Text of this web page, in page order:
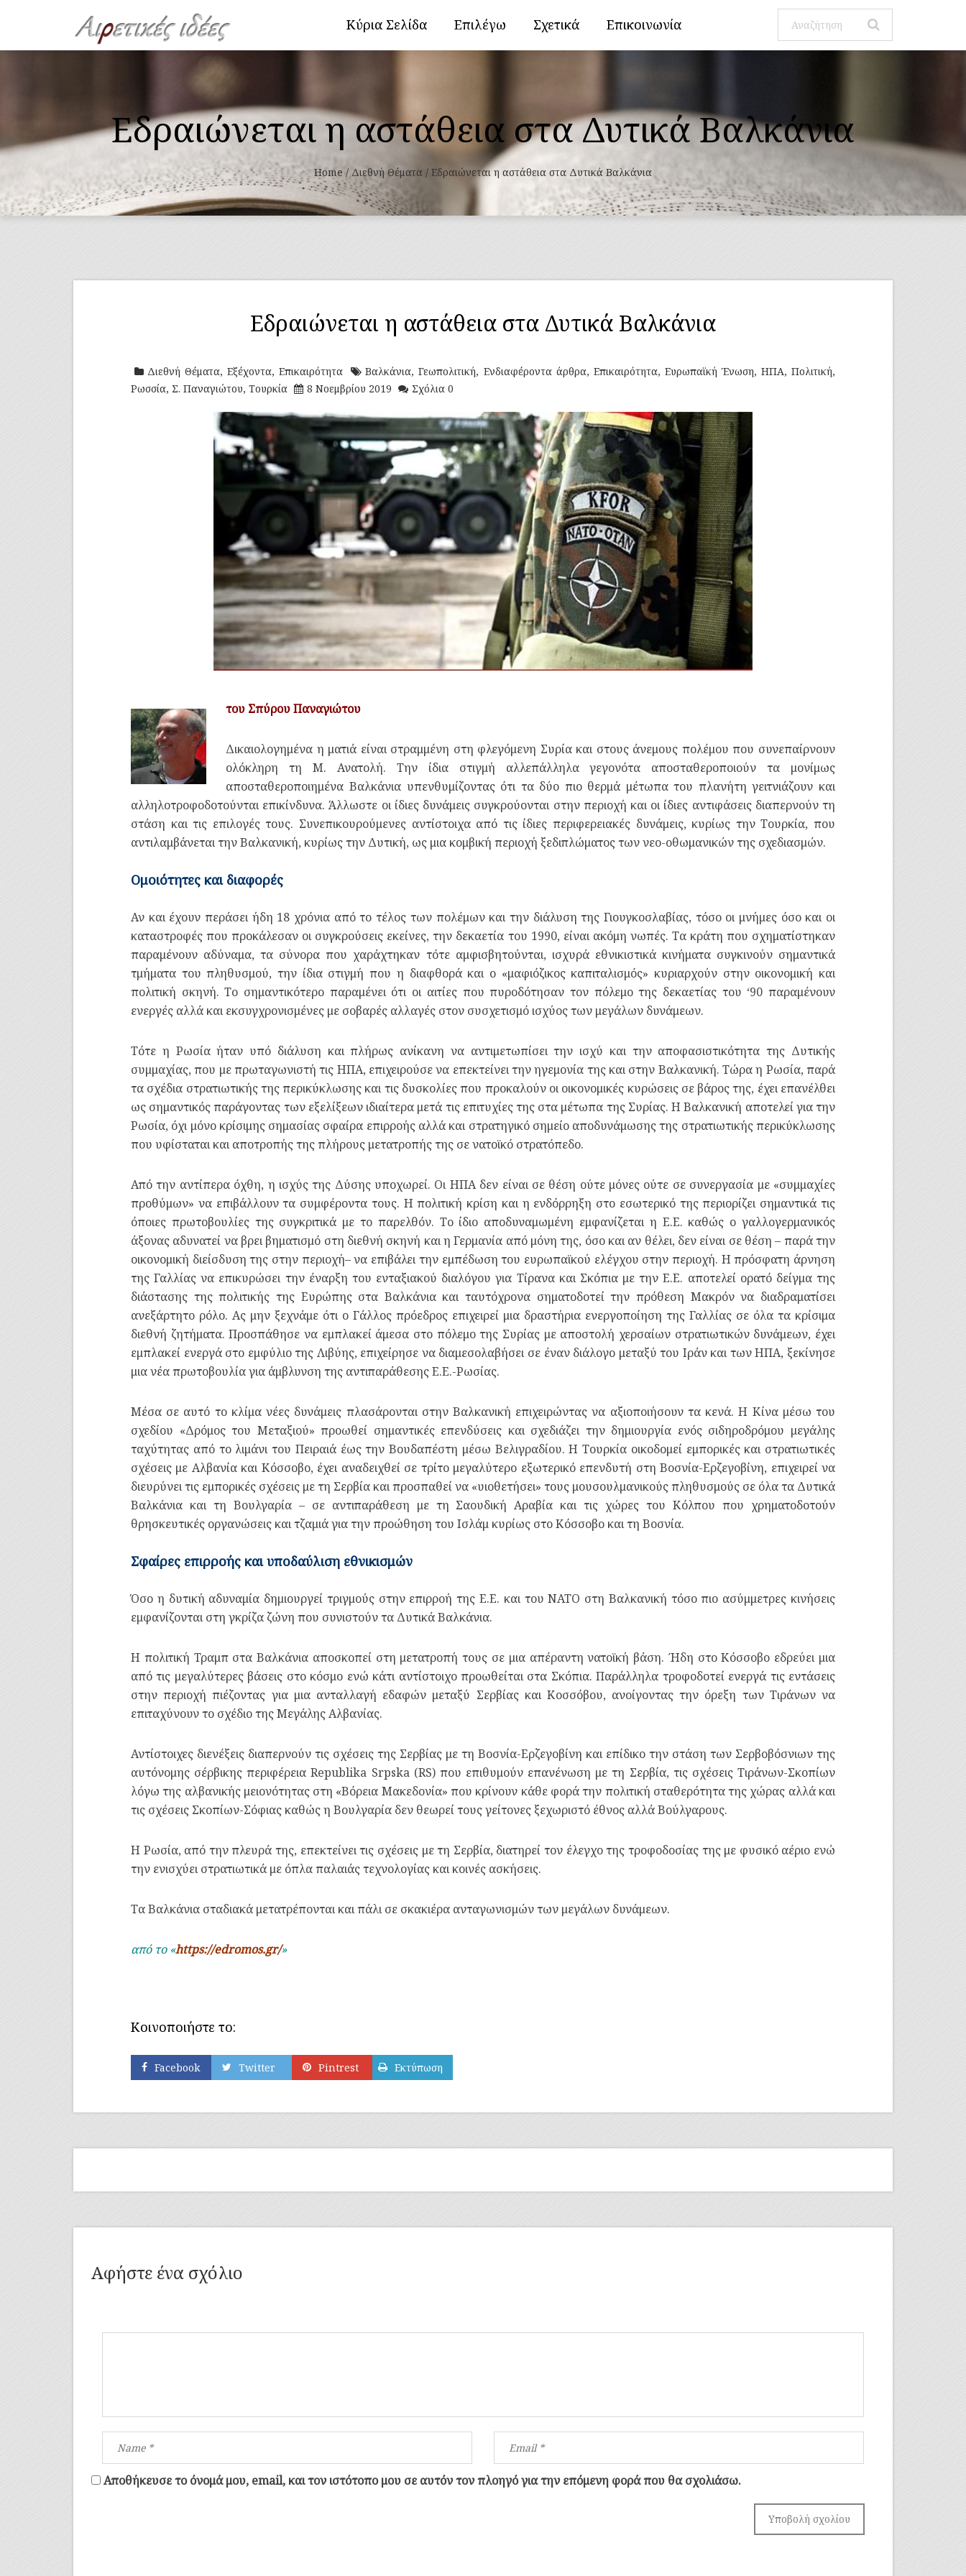
Κύρια Σελίδα Επιλέγω Σχετικά Επικοινωνία
Εδραιώνεται η αστάθεια στα Δυτικά Βαλκάνια
Home / Διεθνή Θέματα / Εδραιώνεται η αστάθεια στα Δυτικά Βαλκάνια
Εδραιώνεται η αστάθεια στα Δυτικά Βαλκάνια
Διεθνή Θέματα,Εξέχοντα,Επικαιρότητα Βαλκάνια,Γεωπολιτική, Ενδιαφέροντα άρθρα, Επικαιρότητα, Ευρωπαϊκή Ένωση,ΗΠΑ,Πολιτική,
Ρωσσία, Σ. Παναγιώτου, Τουρκία 8 Νοεμβρίου 2019 Σχόλια 0
του Σπύρου Παναγιώτου
Δικαιολογημένα η ματιά είναι στραμμένη στη φλεγόμενη Συρία και στους άνεμους πολέμου που συνεπαίρνουν
ολόκληρη τη Μ. Ανατολή. Την ίδια στιγμή αλλεπάλληλα γεγονότα αποσταθεροποιούν τα μονίμως
αποσταθεροποιημένα Βαλκάνια υπενθυμίζοντας ότι τα δύο πιο θερμά μέτωπα του πλανήτη γειτνιάζουν και
αλληλοτροφοδοτούνται επικίνδυνα. Άλλωστε οι ίδιες δυνάμεις συγκρούονται στην περιοχή και οι ίδιες αντιφάσεις διαπερνούν τη
στάση και τις επιλογές τους. Συνεπικουρούμενες αντίστοιχα από τις ίδιες περιφερειακές δυνάμεις, κυρίως την Τουρκία, που
αντιλαμβάνεται την Βαλκανική, κυρίως την Δυτική, ως μια κομβική περιοχή ξεδιπλώματος των νεο-οθωμανικών της σχεδιασμών.
Ομοιότητες και διαφορές
Αν και έχουν περάσει ήδη 18 χρόνια από το τέλος των πολέμων και την διάλυση της Γιουγκοσλαβίας, τόσο οι μνήμες όσο και οι
καταστροφές που προκάλεσαν οι συγκρούσεις εκείνες, την δεκαετία του 1990, είναι ακόμη νωπές. Τα κράτη που σχηματίστηκαν
παραμένουν αδύναμα, τα σύνορα που χαράχτηκαν τότε αμφισβητούνται, ισχυρά εθνικιστικά κινήματα συγκινούν σημαντικά
τμήματα του πληθυσμού, την ίδια στιγμή που η διαφθορά και ο «μαφιόζικος καπιταλισμός» κυριαρχούν στην οικονομική και
πολιτική σκηνή. Το σημαντικότερο παραμένει ότι οι αιτίες που πυροδότησαν τον πόλεμο της δεκαετίας του ‘90 παραμένουν
ενεργές αλλά και εκσυγχρονισμένες με σοβαρές αλλαγές στον συσχετισμό ισχύος των μεγάλων δυνάμεων.
Τότε η Ρωσία ήταν υπό διάλυση και πλήρως ανίκανη να αντιμετωπίσει την ισχύ και την αποφασιστικότητα της Δυτικής
συμμαχίας, που με πρωταγωνιστή τις ΗΠΑ, επιχειρούσε να επεκτείνει την ηγεμονία της και στην Βαλκανική. Τώρα η Ρωσία, παρά
τα σχέδια στρατιωτικής της περικύκλωσης και τις δυσκολίες που προκαλούν οι οικονομικές κυρώσεις σε βάρος της, έχει επανέλθει
ως σημαντικός παράγοντας των εξελίξεων ιδιαίτερα μετά τις επιτυχίες της στα μέτωπα της Συρίας. Η Βαλκανική αποτελεί για την
Ρωσία, όχι μόνο κρίσιμης σημασίας σφαίρα επιρροής αλλά και στρατηγικό σημείο αποδυνάμωσης της στρατιωτικής περικύκλωσης
που υφίσταται και αποτροπής της πλήρους μετατροπής της σε νατοϊκό στρατόπεδο.
Από την αντίπερα όχθη, η ισχύς της Δύσης υποχωρεί. Οι ΗΠΑ δεν είναι σε θέση ούτε μόνες ούτε σε συνεργασία με «συμμαχίες
προθύμων» να επιβάλλουν τα συμφέροντα τους. Η πολιτική κρίση και η ενδόρρηξη στο εσωτερικό της περιορίζει σημαντικά τις
όποιες πρωτοβουλίες της συγκριτικά με το παρελθόν. Το ίδιο αποδυναμωμένη εμφανίζεται η Ε.Ε. καθώς ο γαλλογερμανικός
άξονας αδυνατεί να βρει βηματισμό στη διεθνή σκηνή και η Γερμανία από μόνη της, όσο και αν θέλει, δεν είναι σε θέση – παρά την
οικονομική διείσδυση της στην περιοχή– να επιβάλει την εμπέδωση του ευρωπαϊκού ελέγχου στην περιοχή. Η πρόσφατη άρνηση
της Γαλλίας να επικυρώσει την έναρξη του ενταξιακού διαλόγου για Τίρανα και Σκόπια με την Ε.Ε. αποτελεί ορατό δείγμα της
διάστασης της πολιτικής της Ευρώπης στα Βαλκάνια και ταυτόχρονα σηματοδοτεί την πρόθεση Μακρόν να διαδραματίσει
ανεξάρτητο ρόλο. Ας μην ξεχνάμε ότι ο Γάλλος πρόεδρος επιχειρεί μια δραστήρια ενεργοποίηση της Γαλλίας σε όλα τα κρίσιμα
διεθνή ζητήματα. Προσπάθησε να εμπλακεί άμεσα στο πόλεμο της Συρίας με αποστολή χερσαίων στρατιωτικών δυνάμεων, έχει
εμπλακεί ενεργά στο εμφύλιο της Λιβύης, επιχείρησε να διαμεσολαβήσει σε έναν διάλογο μεταξύ του Ιράν και των ΗΠΑ, ξεκίνησε
μια νέα πρωτοβουλία για άμβλυνση της αντιπαράθεσης Ε.Ε.-Ρωσίας.
Μέσα σε αυτό το κλίμα νέες δυνάμεις πλασάρονται στην Βαλκανική επιχειρώντας να αξιοποιήσουν τα κενά. Η Κίνα μέσω του
σχεδίου «Δρόμος του Μεταξιού» προωθεί σημαντικές επενδύσεις και σχεδιάζει την δημιουργία ενός σιδηροδρόμου μεγάλης
ταχύτητας από το λιμάνι του Πειραιά έως την Βουδαπέστη μέσω Βελιγραδίου. Η Τουρκία οικοδομεί εμπορικές και στρατιωτικές
σχέσεις με Αλβανία και Κόσσοβο, έχει αναδειχθεί σε τρίτο μεγαλύτερο εξωτερικό επενδυτή στη Βοσνία-Ερζεγοβίνη, επιχειρεί να
διευρύνει τις εμπορικές σχέσεις με τη Σερβία και προσπαθεί να «υιοθετήσει» τους μουσουλμανικούς πληθυσμούς σε όλα τα Δυτικά
Βαλκάνια και τη Βουλγαρία – σε αντιπαράθεση με τη Σαουδική Αραβία και τις χώρες του Κόλπου που χρηματοδοτούν
θρησκευτικές οργανώσεις και τζαμιά για την προώθηση του Ισλάμ κυρίως στο Κόσσοβο και τη Βοσνία.
Σφαίρες επιρροής και υποδαύλιση εθνικισμών
Όσο η δυτική αδυναμία δημιουργεί τριγμούς στην επιρροή της Ε.Ε. και του ΝΑΤΟ στη Βαλκανική τόσο πιο ασύμμετρες κινήσεις
εμφανίζονται στη γκρίζα ζώνη που συνιστούν τα Δυτικά Βαλκάνια.
Η πολιτική Τραμπ στα Βαλκάνια αποσκοπεί στη μετατροπή τους σε μια απέραντη νατοϊκή βάση. Ήδη στο Κόσσοβο εδρεύει μια
από τις μεγαλύτερες βάσεις στο κόσμο ενώ κάτι αντίστοιχο προωθείται στα Σκόπια. Παράλληλα τροφοδοτεί ενεργά τις εντάσεις
στην περιοχή πιέζοντας για μια ανταλλαγή εδαφών μεταξύ Σερβίας και Κοσσόβου, ανοίγοντας την όρεξη των Τιράνων να
επιταχύνουν το σχέδιο της Μεγάλης Αλβανίας.
Αντίστοιχες διενέξεις διαπερνούν τις σχέσεις της Σερβίας με τη Βοσνία-Ερζεγοβίνη και επίδικο την στάση των Σερβοβόσνιων της
αυτόνομης σέρβικης περιφέρεια Republika Srpska (RS) που επιθυμούν επανένωση με τη Σερβία, τις σχέσεις Τιράνων-Σκοπίων
λόγω της αλβανικής μειονότητας στη «Βόρεια Μακεδονία» που κρίνουν κάθε φορά την πολιτική σταθερότητα της χώρας αλλά και
τις σχέσεις Σκοπίων-Σόφιας καθώς η Βουλγαρία δεν θεωρεί τους γείτονες ξεχωριστό έθνος αλλά Βούλγαρους.
Η Ρωσία, από την πλευρά της, επεκτείνει τις σχέσεις με τη Σερβία, διατηρεί τον έλεγχο της τροφοδοσίας της με φυσικό αέριο ενώ
την ενισχύει στρατιωτικά με όπλα παλαιάς τεχνολογίας και κοινές ασκήσεις.
Τα Βαλκάνια σταδιακά μετατρέπονται και πάλι σε σκακιέρα ανταγωνισμών των μεγάλων δυνάμεων.
από το «https://edromos.gr/»
Κοινοποιήστε το:
Facebook Twitter Pintrest Εκτύπωση
Αφήστε ένα σχόλιο
Αποθήκευσε το όνομά μου, email, και τον ιστότοπο μου σε αυτόν τον πλοηγό για την επόμενη φορά που θα σχολιάσω.